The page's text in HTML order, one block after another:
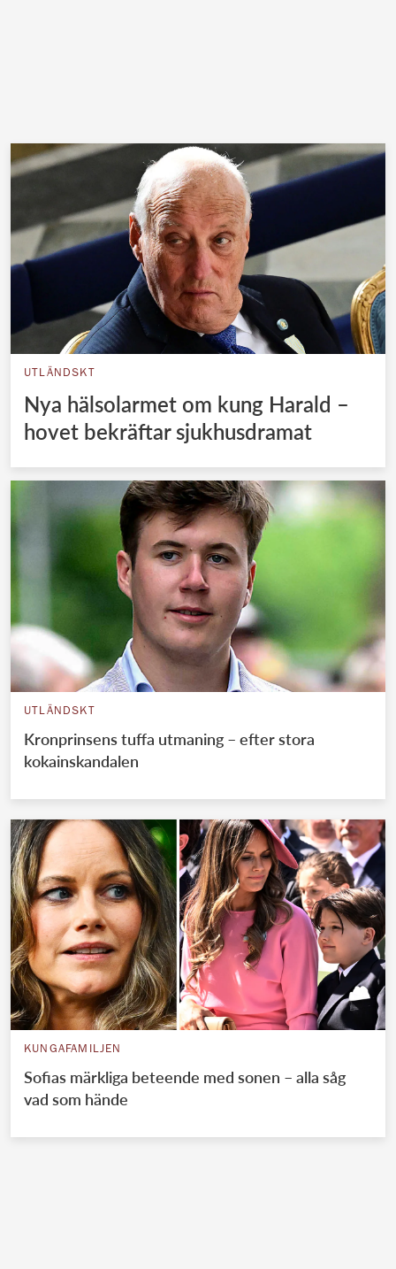
UTLÄNDSKT
Nya hälsolarmet om kung Harald –
hovet bekräftar sjukhusdramat
UTLÄNDSKT
Kronprinsens tuffa utmaning – efter stora
kokainskandalen
KUNGAFAMILJEN
Sofias märkliga beteende med sonen – alla såg
vad som hände